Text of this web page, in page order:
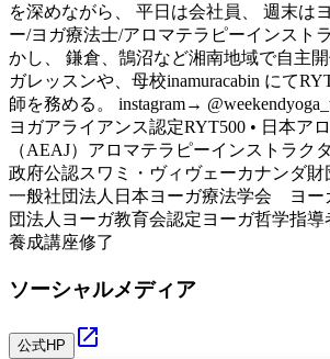
を深めながら、 平日は会社員、 週末は
ー/ヨガ療法士/アロマテラピーインスト
かし、 鎌倉、鵠沼など湘南地域で自主
ガレッスンや、母校inamuracabin にて
師を務める。 instagram→
ヨガアライアンス認定RYT500 • 日本ア
（AEAJ）アロマテラピーインストラ
政府公認スワミ・ヴィヴェーカナンダ財
一般社団法人日本ヨーガ療法学会 ヨ
団法人ヨーガ教育会認定ヨーガ哲学指導
養成講座修了
ソーシャルメディア
公式HP